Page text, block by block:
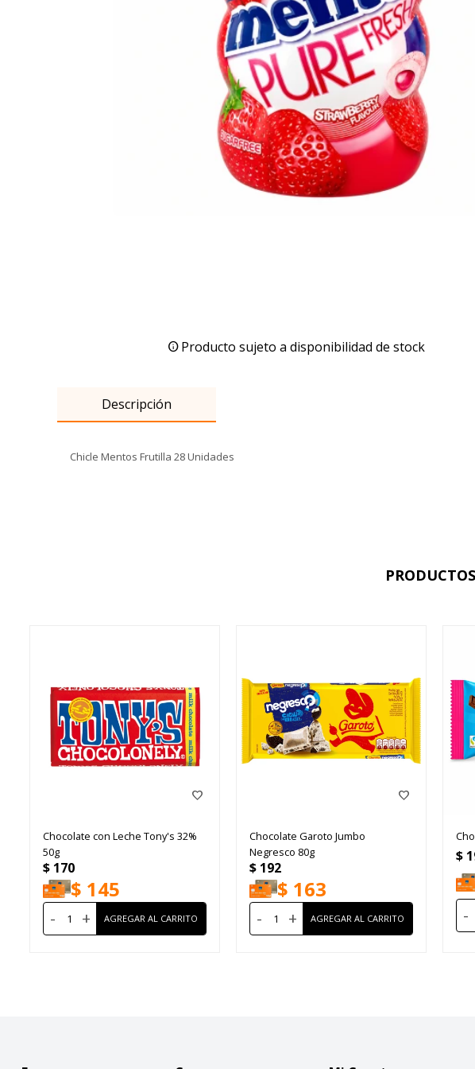
Producto sujeto a disponibilidad de stock
Descripción
Chicle Mentos Frutilla 28 Unidades
Chocolate con Leche Tony's 32%
50g
$ 170
$ 145
- +
Chocolate Garoto Jumbo
Negresco 80g
$ 192
$ 163
- +
$
-